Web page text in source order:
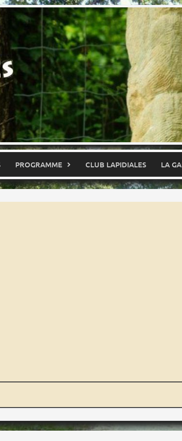
PROGRAMME CLUB LAPIDIALES LA